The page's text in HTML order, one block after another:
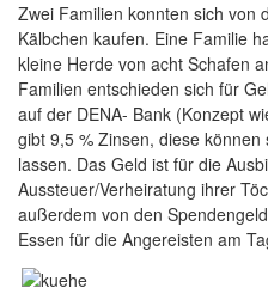
Zwei Familien konnten sich von
Kälbchen kaufen. Eine Familie
kleine Herde von acht Schafen
Familien entschieden sich für
auf der DENA- Bank (Konzept
gibt 9,5 % Zinsen, diese
lassen. Das Geld ist für die
Aussteuer/Verheiratung ihrer
außerdem von den
Essen für die Angereisten am